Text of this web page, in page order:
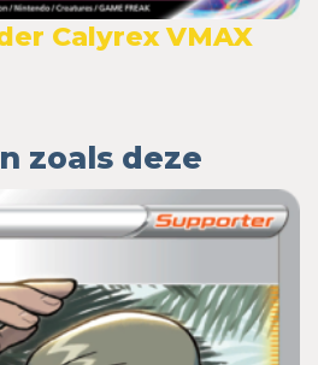
Calyrex VMAX
zoals deze